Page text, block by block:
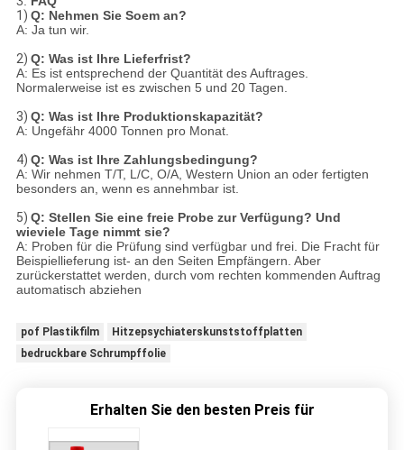
1) Q: Nehmen Sie Soem an?
A: Ja tun wir.
2) Q: Was ist Ihre Lieferfrist?
A: Es ist entsprechend der Quantität des Auftrages.
Normalerweise ist es zwischen 5 und 20 Tagen.
3) Q: Was ist Ihre Produktionskapazität?
A: Ungefähr 4000 Tonnen pro Monat.
4) Q: Was ist Ihre Zahlungsbedingung?
A: Wir nehmen T/T, L/C, O/A, Western Union an oder fertigten
besonders an, wenn es annehmbar ist.
5) Q: Stellen Sie eine freie Probe zur Verfügung? Und
wieviele Tage nimmt sie?
A: Proben für die Prüfung sind verfügbar und frei. Die Fracht für
Beispiellieferung ist- an den Seiten Empfängern. Aber
zurückerstattet werden, durch vom rechten kommenden Auftrag
automatisch abziehen
pof Plastikfilm
Hitzepsychiaterskunststoffplatten
bedruckbare Schrumpffolie
Erhalten Sie den besten Preis für